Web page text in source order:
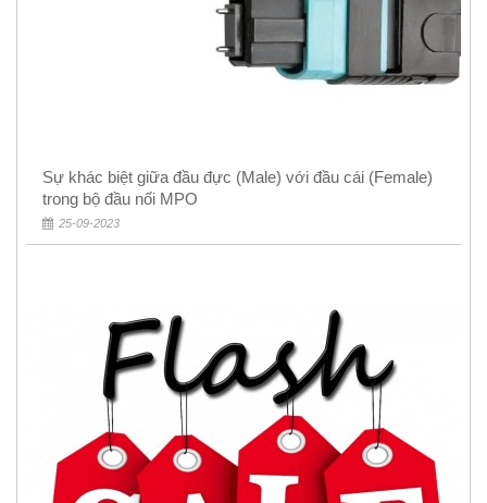
Sự khác biệt giữa đầu đực (Male) với đầu cái (Female)
trong bộ đầu nối MPO
25-09-2023